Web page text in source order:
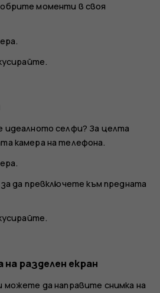
моменти в своя
.
идеалното селфи? За целта
камера на телефона.
.
да превключете към предната
на разделен екран
можете да направите снимка на